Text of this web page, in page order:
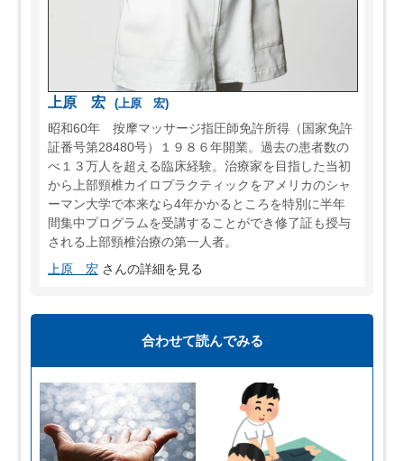
上原 宏
(上原 宏)
昭和60年 按摩マッサージ指圧師免許所得（国家免許
証番号第28480号）１９８６年開業。過去の患者数の
べ１３万人を超える臨床経験。治療家を目指した当初
から上部頸椎カイロプラクティックをアメリカのシャ
ーマン大学で本来なら4年かかるところを特別に半年
間集中プログラムを受講することができ修了証も授与
される上部頸椎治療の第一人者。
上原 宏 さんの詳細を見る
合わせて読んでみる